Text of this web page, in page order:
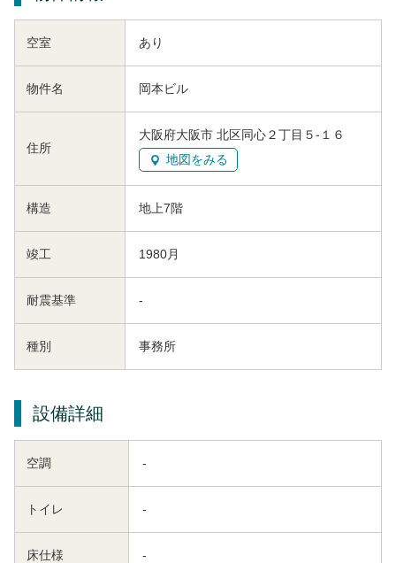
空室 あり
物件名 岡本ビル
住所
大阪府大阪市 北区同心２丁目５-１６
地図をみる
構造 地上7階
竣工 1980月
耐震基準 -
種別 事務所
設備詳細
空調 -
トイレ -
床仕様 -